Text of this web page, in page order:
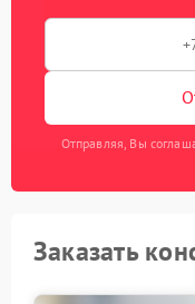
Отправляя, Вы
Заказать